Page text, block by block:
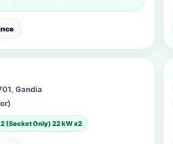
Gandia
(Socket Only) 22 kW x2